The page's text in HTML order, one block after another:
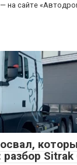
на сайте
Sitrak